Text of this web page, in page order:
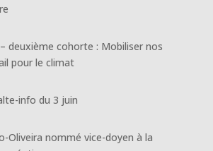
deuxième cohorte : Mobiliser nos
pour le climat
info du 3 juin
Oliveira nommé vice-doyen à la